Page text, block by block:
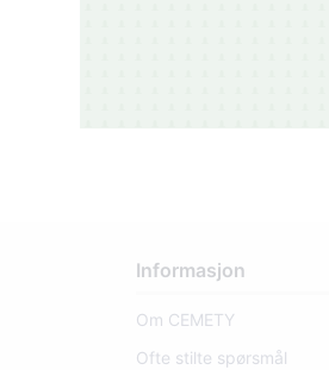
Informasjon
Om CEMETY
Ofte stilte spørsmål